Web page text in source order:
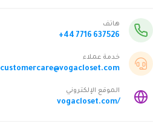
هاتف
+44 7716 637526
خدمة عملاء
customercare@vogacloset.com
الموقع الإلكتروني
vogacloset.com/